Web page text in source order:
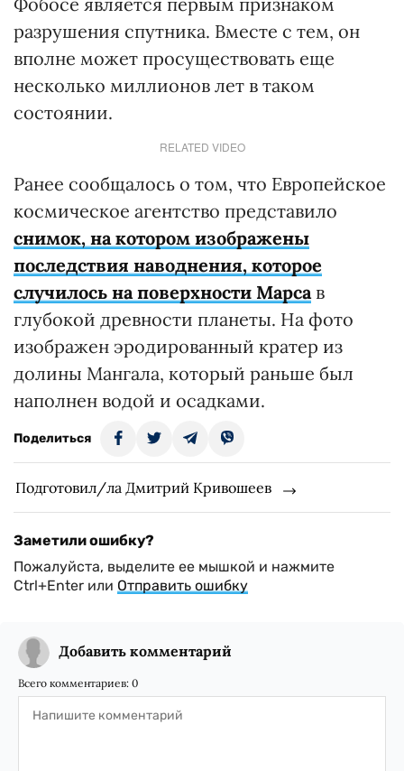
разрушения спутника. Вместе с тем, он
вполне может просуществовать еще
несколько миллионов лет в таком
состоянии.
RELATED VIDEO
Ранее сообщалось о том, что Европейское
космическое агентство представило
снимок, на котором изображены
последствия наводнения, которое
случилось на поверхности Марсав
глубокой древности планеты. На фото
изображен эродированный кратер из
долины Мангала, который раньше был
наполнен водой и осадками.
Поделиться
Подготовил/ла Дмитрий Кривошеев
Заметили ошибку?
Пожалуйста, выделите ее мышкой и нажмите
Ctrl+Enter или Отправить ошибку
Добавить комментарий
Всего комментариев: 0